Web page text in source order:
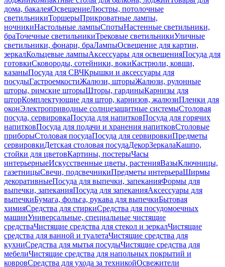
дома, бакалеяОсвещениеЛюстры, потолочные
светильникиТоршерыПрикроватные лампы,
ночникиНастольные лампыСпотыНастенные светильники,
браТочечные светильникиТрековые светильникиУличные
светильники, фонари, браЛампыОсвещение для картин,
зеркалКольцевые лампыАксессуары для освещенияПосуда для
готовкиСковороды, сотейники, вокиКастрюли, ковши,
казаныПосуда для СВЧКрышки и аксессуары для
посудыГастроемкостиЖалюзи, шторыЖалюзи, рулонные
шторы, римские шторыШторы, гардиныКарнизы для
шторКомплектующие для штор, карнизов, жалюзиПленки для
оконЭлектроприводные солнцезащитные системыСтоловая
посуда, сервировкаПосуда для напитковПосуда для горячих
напитковПосуда для подачи и хранения напитковСтоловые
приборыСтоловая посудаПосуда для сервировкиПредметы
сервировкиДетская столовая посудаДекорЗеркалаКашпо,
стойки для цветовКартины, постерыЧасы
интерьерныеИскусственные цветы, растенияВазыКлючницы,
газетницыСвечи, подсвечникиПредметы интерьераШирмы
декоративныеПосуда для выпечки, запеканияФормы для
выпечки, запеканияПосуда для запеканияАксессуары для
выпечкиБумага, фольга, рукава для выпечкиБытовая
химияСредства для стиркиСредства для посудомоечных
машинУниверсальные, специальные чистящие
средстваЧистящие средства для стекол и зеркалЧистящие
средства для ванной и туалетаЧистящие средства для
кухниСредства для мытья посудыЧистящие средства для
мебелиЧистящие средства для напольных покрытий и
ковровСредства для ухода за техникойОсвежители